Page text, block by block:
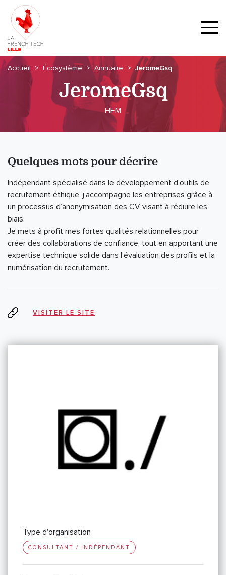
Accueil Écosystème Annuaire JeromeGsq
JeromeGsq
HEM
Quelques mots pour décrire
Indépendant spécialisé dans le développement d'outils de
recrutement éthique, j’accompagne les entreprises grâce à
un processus d’anonymisation des CV visant à réduire les
biais.
Je mets à profit mes fortes qualités relationnelles pour
créer des collaborations de confiance, tout en apportant une
expertise technique solide dans l’évaluation des profils et la
numérisation du recrutement.
VISITER LE SITE
Type d'organisation
CONSULTANT / INDÉPENDANT